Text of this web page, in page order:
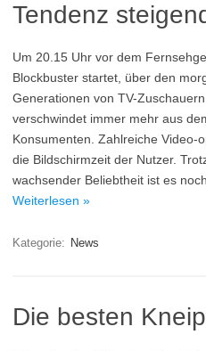
Tendenz
Um 20.15 Uhr vor dem
Blockbuster startet, über den
Generationen von TV-
verschwindet immer mehr aus
Konsumenten. Zahlreiche Video-
die Bildschirmzeit der Nutzer.
wachsender Beliebtheit ist es
Weiterlesen »
Kategorie: News
Die besten